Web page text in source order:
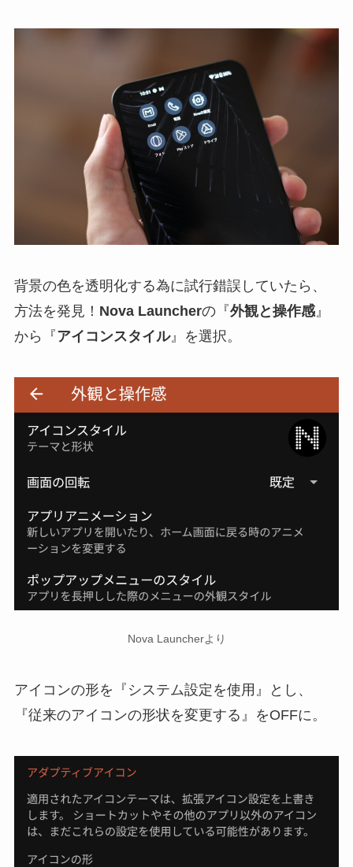
背景の色を透明化する為に試行錯誤していたら、
方法を発見！ Nova Launcherの『外観と操作感』
から『アイコンスタイル』を選択。
Nova Launcherより
アイコンの形を『システム設定を使用』とし、
『従来のアイコンの形状を変更する』をOFFに。